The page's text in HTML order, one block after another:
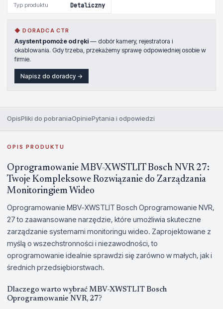
Typ produktu Detaliczny
◆ DORADCA CTR
Asystent pomoże od ręki — dobór kamery, rejestratora i
okablowania. Gdy trzeba, przekażemy sprawę odpowiedniej osobie w
firmie.
Napisz do doradcy →
OpisPliki do pobraniaOpiniePytania i odpowiedzi
OPIS PRODUKTU
Oprogramowanie MBV-XWSTLIT Bosch NVR 27:
Twoje Kompleksowe Rozwiązanie do Zarządzania
Monitoringiem Wideo
Oprogramowanie MBV-XWSTLIT Bosch Oprogramowanie NVR,
27 to zaawansowane narzędzie, które umożliwia skuteczne
zarządzanie systemami monitoringu wideo. Zaprojektowane z
myślą o wszechstronności i niezawodności, to
oprogramowanie idealnie sprawdzi się zarówno w małych, jak i
średnich przedsiębiorstwach.
Dlaczego warto wybrać MBV-XWSTLIT Bosch
Oprogramowanie NVR, 27?